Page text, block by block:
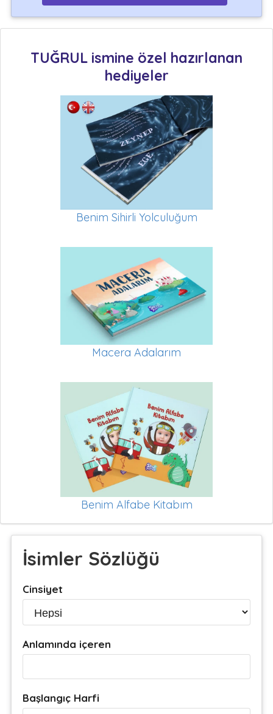
TUĞRUL ismine özel hazırlanan
hediyeler
Benim Sihirli Yolculuğum
Macera Adalarım
Benim Alfabe Kitabım
İsimler Sözlüğü
Cinsiyet
Anlamında içeren
Başlangıç Harfi